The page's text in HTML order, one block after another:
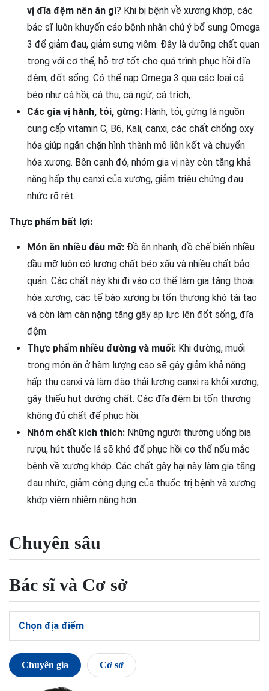
vị đĩa đệm nên ăn gì? Khi bị bệnh về xương khớp, các
bác sĩ luôn khuyến cáo bệnh nhân chú ý bổ sung Omega
3 để giảm đau, giảm sưng viêm. Đây là dưỡng chất quan
trọng với cơ thể, hỗ trợ tốt cho quá trình phục hồi đĩa
đệm, đốt sống. Có thể nạp Omega 3 qua các loại cá
béo như cá hồi, cá thu, cá ngừ, cá trích,...
Các gia vị hành, tỏi, gừng: Hành, tỏi, gừng là nguồn
cung cấp vitamin C, B6, Kali, canxi, các chất chống oxy
hóa giúp ngăn chặn hình thành mô liên kết và chuyển
hóa xương. Bên cạnh đó, nhóm gia vị này còn tăng khả
năng hấp thụ canxi của xương, giảm triệu chứng đau
nhức rõ rệt.
Thực phẩm bất lợi:
Món ăn nhiều dầu mỡ: Đồ ăn nhanh, đồ chế biến nhiều
dầu mỡ luôn có lượng chất béo xấu và nhiều chất bảo
quản. Các chất này khi đi vào cơ thể làm gia tăng thoái
hóa xương, các tế bào xương bị tổn thương khó tái tạo
và còn làm cân nặng tăng gây áp lực lên đốt sống, đĩa
đệm.
Thực phẩm nhiều đường và muối: Khi đường, muối
trong món ăn ở hàm lượng cao sẽ gây giảm khả năng
hấp thụ canxi và làm đào thải lượng canxi ra khỏi xương,
gây thiếu hụt dưỡng chất. Các đĩa đệm bị tổn thương
không đủ chất để phục hồi.
Nhóm chất kích thích: Những người thường uống bia
rượu, hút thuốc lá sẽ khó để phục hồi cơ thể nếu mắc
bệnh về xương khớp. Các chất gây hại này làm gia tăng
đau nhức, giảm công dụng của thuốc trị bệnh và xương
khớp viêm nhiễm nặng hơn.
Chuyên sâu
Bác sĩ và Cơ sở
Chọn địa điểm
Chuyên gia Cơ sở